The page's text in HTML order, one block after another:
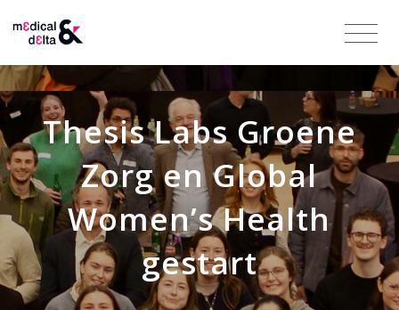
Thesis Labs Groene
Zorg en Global
Women’s Health
gestart